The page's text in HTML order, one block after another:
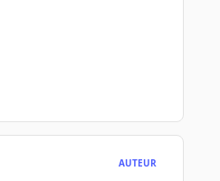
AUTEUR